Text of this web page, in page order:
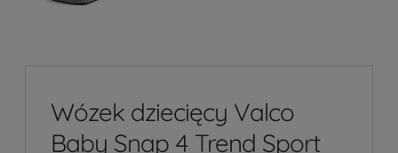
Wózek dziecięcy Valco
Baby Snap 4 Trend Sport